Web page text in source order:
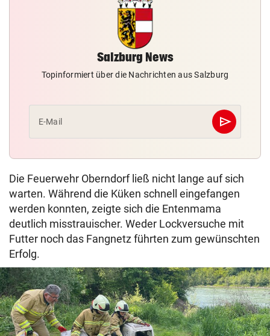
Salzburg News
Topinformiert über die Nachrichten aus Salzburg
E-Mail send
Abschicken
Die Feuerwehr Oberndorf ließ nicht lange auf sich
warten. Während die Küken schnell eingefangen
werden konnten, zeigte sich die Entenmama
deutlich misstrauischer. Weder Lockversuche mit
Futter noch das Fangnetz führten zum gewünschten
Erfolg.